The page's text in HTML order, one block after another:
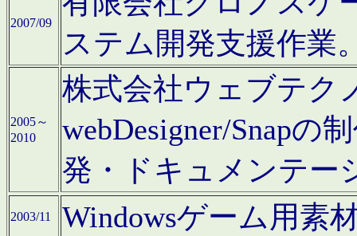
2007/09
ステム開発支援作業
2005～
2010
株式会社ウェブテク
webDesigner/Snapの
発・ドキュメンテー
2003/11 Windowsゲーム用素